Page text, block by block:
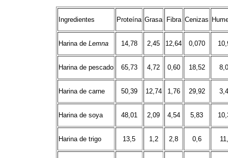
Ingredientes Proteína Grasa Fibra Cenizas
Harina de Lemna 14,78 2,45 12,64 0,070
Harina de pescado 65,73 4,72 0,60 18,52
Harina de carne 50,39 12,74 1,76 29,92
Harina de soya 48,01 2,09 4,54 5,83
Harina de trigo 13,5 1,2 2,8 0,6